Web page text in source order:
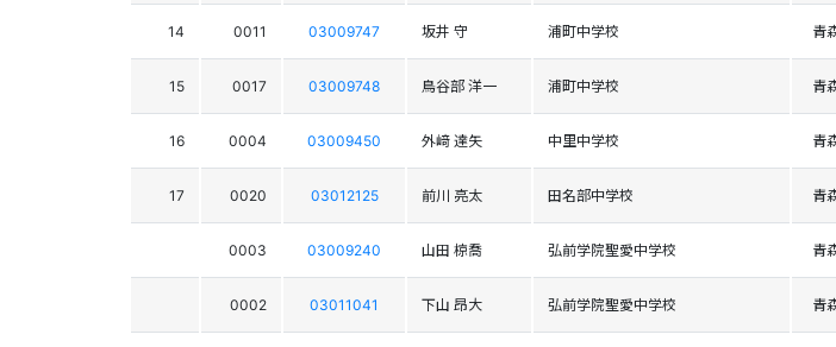
14 0011 03009747 坂井 守 浦町中学校 青
15 0017 03009748 鳥谷部 洋一 浦町中学校 青
16 0004 03009450 外﨑 達矢 中里中学校 青
17 0020 03012125 前川 亮太 田名部中学校 青
0003 03009240 山田 椋喬 弘前学院聖愛中学校 青
0002 03011041 下山 昂大 弘前学院聖愛中学校 青